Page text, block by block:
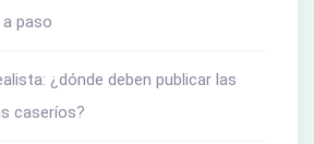
paso
¿dónde deben publicar las
caseríos?